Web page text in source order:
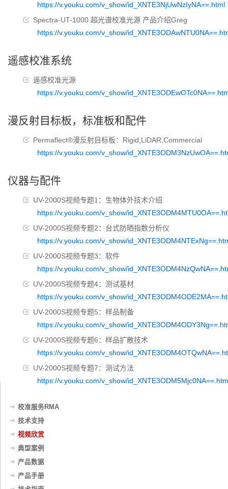
https://v.youku.com/v_show/id_XNTE3NjUwNzIyNA==.html
Spectra-UT-1000 超光谱校准光源 产品介绍Greg
https://v.youku.com/v_show/
遥感校准系统
遥感校准光源
https://v.youku.com/v_show/
漫反射目标板，标准板和配件
Permaflect®漫反射目标板：Rigid,LiDAR,Commercial
https://v.youku.com/v_show/
仪器与配件
UV-2000S视频专题1：生物体外技术介绍
https://v.youku.com/v_show/
UV-2000S视频专题2：台式防晒指数分析仪
https://v.youku.com/v_show/
UV-2000S视频专题3：软件
https://v.youku.com/v_show/
UV-2000S视频专题4：测试基材
https://v.youku.com/v_show/
UV-2000S视频专题5：样品制备
https://v.youku.com/v_show/
UV-2000S视频专题6：样品扩散技术
https://v.youku.com/v_show/
UV-2000S视频专题7：测试方法
https://v.youku.com/v_show/
校准服务RMA
技术支持
视频欣赏
典型案例
产品数据
产品手册